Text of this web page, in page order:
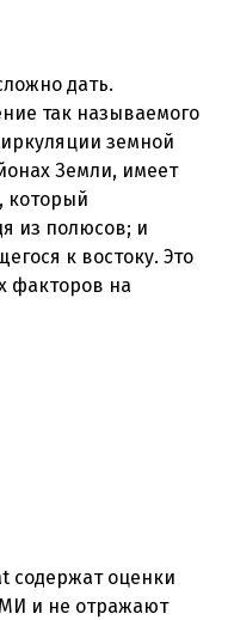
дать.
так называемого
земной
Земли, имеет
который
из полюсов; и
к востоку. Это
факторов на
содержат оценки
и не отражают